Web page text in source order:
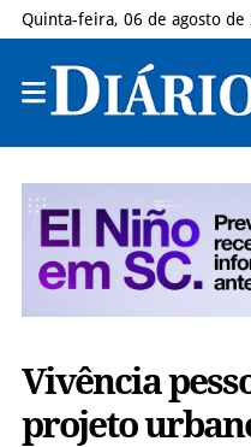
Quinta-feira, 06 de agosto de
Vivência
projeto